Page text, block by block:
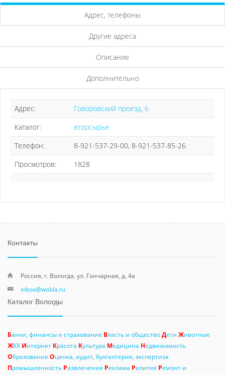
Адрес, телефоны
Другие адреса
Описание
Дополнительно
Адрес:
Говоровский проезд, 6
Каталог:
вторсырье
Телефон:
8-921-537-29-00, 8-921-537-85-26
Просмотров:
1828
Контакты
Россия, г. Вологда, ул. Гончарная, д. 4а
inbox@wobla.ru
Каталог Вологды
Банки, финансы и страхование Власть и обществоДети Животные
ЖКХ Интернет Красота Культура Медицина Недвижимость
Образование Оценка, аудит, бухгалтерия, экспертиза
Промышленность Развлечения Реклама Религия Ремонт и